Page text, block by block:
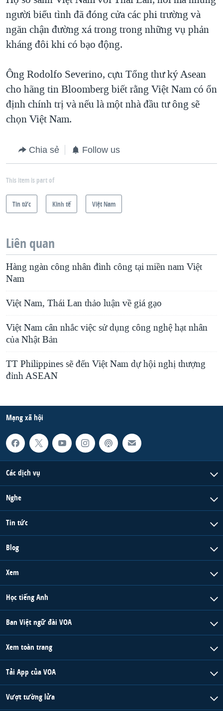
người biểu tình đã đóng cửa các phi trường và
ngăn chận đường xá trong trong những vụ phản
kháng đôi khi có bạo động.
Ông Rodolfo Severino, cựu Tổng thư ký Asean
cho hãng tin Bloomberg biết rằng Việt Nam có ổn
định chính trị và nếu là một nhà đầu tư ông sẽ
chọn Việt Nam.
Chia sẻ Follow us
This item is part of
Tin tức Kinh tế Việt Nam
Liên quan
Hàng ngàn công nhân đình công tại miền nam Việt
Nam
Việt Nam, Thái Lan thảo luận về giá gạo
Việt Nam cân nhắc việc sử dụng công nghệ hạt nhân
của Nhật Bản
TT Philippines sẽ đến Việt Nam dự hội nghị thượng
đỉnh ASEAN
Mạng xã hội
Các dịch vụ
Nghe
Tin tức
Blog
Xem
Học tiếng Anh
Ban Việt ngữ đài VOA
Xem toàn trang
Tải App của VOA
Vượt tường lửa